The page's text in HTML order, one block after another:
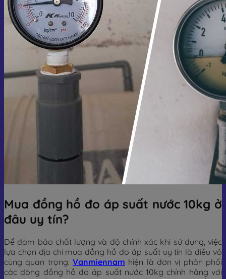
Mua đồng hồ đo áp suất nước 10kg ở
đâu uy tín?
Để đảm bảo chất lượng và độ chính xác khi sử dụng, việc
lựa chọn địa chỉ mua đồng hồ đo áp suất uy tín là điều vô
cùng quan trọng. Vanmiennam hiện là đơn vị phân phối
các dòng đồng hồ đo áp suất nước 10kg chính hãng với